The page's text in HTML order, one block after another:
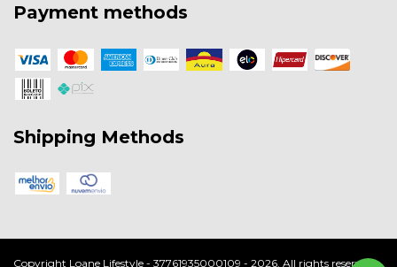
Payment methods
Shipping Methods
Copyright Loane Lifestyle - 37761935000109 - 2026. All rights reserved.